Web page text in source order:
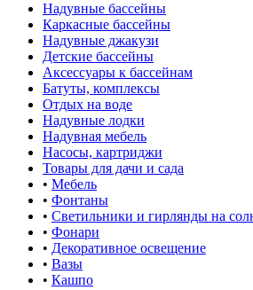
Надувные бассейны
Каркасные бассейны
Надувные джакузи
Детские бассейны
Аксессуары к бассейнам
Батуты, комплексы
Отдых на воде
Надувные лодки
Надувная мебель
Насосы, картриджи
Товары для дачи и сада
• Мебель
• Фонтаны
• Светильники и гирлянды на
• Фонари
• Декоративное освещение
• Вазы
• Кашпо